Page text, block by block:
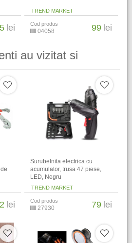
lei
TREND MARKET
Cod produs
04058 99 lei
au vizitat si
lei
Surubelnita electrica cu
acumulator, trusa 47 piese,
LED, Negru
TREND MARKET
Cod produs
27930 79 lei